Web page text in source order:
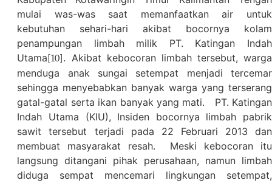
mulai was-was saat memanfaatkan air untuk
kebutuhan sehari-hari akibat bocornya kolam
penampungan limbah milik PT. Katingan Indah
Utama[10] . Akibat kebocoran limbah tersebut, warga
menduga anak sungai setempat menjadi tercemar
sehingga menyebabkan banyak warga yang terserang
gatal-gatal serta ikan banyak yang mati.
PT. Katingan
Indah Utama (KIU), Insiden bocornya limbah pabrik
sawit tersebut terjadi pada 22 Februari 2013 dan
membuat masyarakat resah.
Meski kebocoran itu
langsung ditangani pihak perusahaan, namun limbah
diduga sempat mencemari lingkungan setempat,